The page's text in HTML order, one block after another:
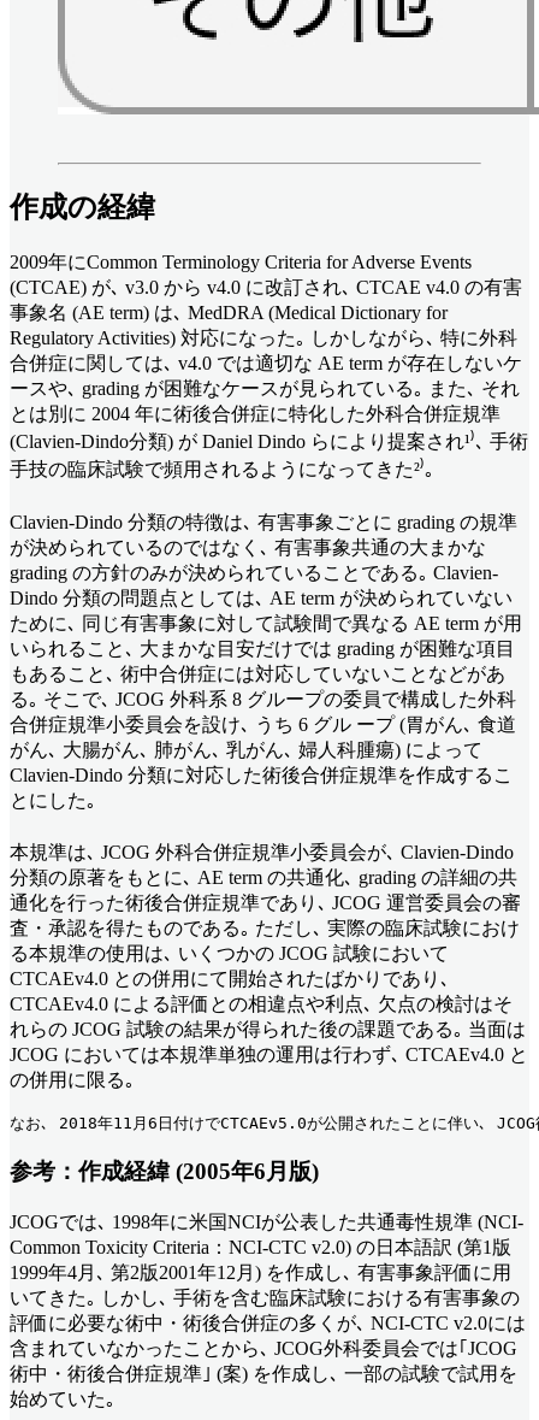
作成の経緯
2009年にCommon Terminology Criteria for Adverse Events
(CTCAE) が､ v3.0 から v4.0 に改訂され､ CTCAE v4.0 の有害
事象名 (AE term) は､ MedDRA (Medical Dictionary for
Regulatory Activities) 対応になった｡ しかしながら､ 特に外科
合併症に関しては､ v4.0 では適切な AE term が存在しないケ
ースや､ grading が困難なケースが見られている｡ また､ それ
とは別に 2004 年に術後合併症に特化した外科合併症規準
(Clavien-Dindo分類) が Daniel Dindo らにより提案され¹⁾､ 手術
手技の臨床試験で頻用されるようになってきた²⁾｡
Clavien-Dindo 分類の特徴は､ 有害事象ごとに grading の規準
が決められているのではなく､ 有害事象共通の大まかな
grading の方針のみが決められていることである｡ Clavien-
Dindo 分類の問題点としては､ AE term が決められていない
ために､ 同じ有害事象に対して試験間で異なる AE term が用
いられること､ 大まかな目安だけでは grading が困難な項目
もあること､ 術中合併症には対応していないことなどがあ
る｡ そこで､ JCOG 外科系 8 グループの委員で構成した外科
合併症規準小委員会を設け､ うち 6 グル ープ (胃がん､ 食道
がん､ 大腸がん､ 肺がん､ 乳がん､ 婦人科腫瘍) によって
Clavien-Dindo 分類に対応した術後合併症規準を作成するこ
とにした｡
本規準は､ JCOG 外科合併症規準小委員会が､ Clavien-Dindo
分類の原著をもとに､ AE term の共通化､ grading の詳細の共
通化を行った術後合併症規準であり､ JCOG 運営委員会の審
査・承認を得たものである｡ ただし､ 実際の臨床試験におけ
る本規準の使用は､ いくつかの JCOG 試験において
CTCAEv4.0 との併用にて開始されたばかりであり､
CTCAEv4.0 による評価との相違点や利点､ 欠点の検討はそ
れらの JCOG 試験の結果が得られた後の課題である｡ 当面は
JCOG においては本規準単独の運用は行わず､ CTCAEv4.0 と
の併用に限る｡
なお､ 2018年11月6日付けでCTCAEv5.0が公開されたことに伴い､
参考：作成経緯 (2005年6月版)
JCOGでは､ 1998年に米国NCIが公表した共通毒性規準 (NCI-
Common Toxicity Criteria：NCI-CTC v2.0) の日本語訳 (第1版
1999年4月､ 第2版2001年12月) を作成し､ 有害事象評価に用
いてきた｡ しかし､ 手術を含む臨床試験における有害事象の
評価に必要な術中・術後合併症の多くが､ NCI-CTC v2.0には
含まれていなかったことから､ JCOG外科委員会では｢JCOG
術中・術後合併症規準｣ (案) を作成し､ 一部の試験で試用を
始めていた｡